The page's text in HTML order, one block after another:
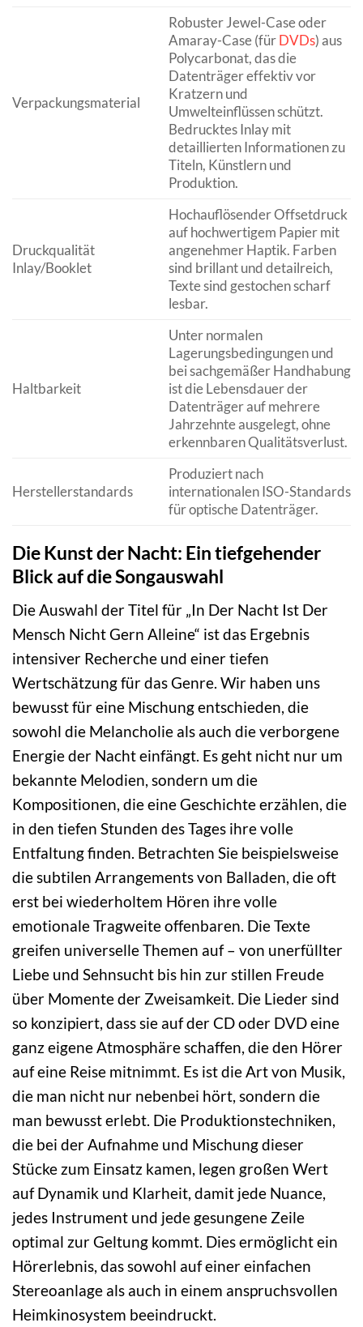
Verpackungsmaterial
Robuster Jewel-Case oder
Amaray-Case (fürDVDs) aus
Polycarbonat, das die
Datenträger effektiv vor
Kratzern und
Umwelteinflüssen schützt.
Bedrucktes Inlay mit
detaillierten Informationen zu
Titeln, Künstlern und
Produktion.
Druckqualität
Inlay/Booklet
Hochauflösender Offsetdruck
auf hochwertigem Papier mit
angenehmer Haptik. Farben
sind brillant und detailreich,
Texte sind gestochen scharf
lesbar.
Haltbarkeit
Unter normalen
Lagerungsbedingungen und
bei sachgemäßer Handhabung
ist die Lebensdauer der
Datenträger auf mehrere
Jahrzehnte ausgelegt, ohne
erkennbaren Qualitätsverlust.
Herstellerstandards
Produziert nach
internationalen ISO-Standards
für optische Datenträger.
Die Kunst der Nacht: Ein tiefgehender
Blick auf die Songauswahl
Die Auswahl der Titel für „In Der Nacht Ist Der
Mensch Nicht Gern Alleine“ ist das Ergebnis
intensiver Recherche und einer tiefen
Wertschätzung für das Genre. Wir haben uns
bewusst für eine Mischung entschieden, die
sowohl die Melancholie als auch die verborgene
Energie der Nacht einfängt. Es geht nicht nur um
bekannte Melodien, sondern um die
Kompositionen, die eine Geschichte erzählen, die
in den tiefen Stunden des Tages ihre volle
Entfaltung finden. Betrachten Sie beispielsweise
die subtilen Arrangements von Balladen, die oft
erst bei wiederholtem Hören ihre volle
emotionale Tragweite offenbaren. Die Texte
greifen universelle Themen auf – von unerfüllter
Liebe und Sehnsucht bis hin zur stillen Freude
über Momente der Zweisamkeit. Die Lieder sind
so konzipiert, dass sie auf der CD oder DVD eine
ganz eigene Atmosphäre schaffen, die den Hörer
auf eine Reise mitnimmt. Es ist die Art von Musik,
die man nicht nur nebenbei hört, sondern die
man bewusst erlebt. Die Produktionstechniken,
die bei der Aufnahme und Mischung dieser
Stücke zum Einsatz kamen, legen großen Wert
auf Dynamik und Klarheit, damit jede Nuance,
jedes Instrument und jede gesungene Zeile
optimal zur Geltung kommt. Dies ermöglicht ein
Hörerlebnis, das sowohl auf einer einfachen
Stereoanlage als auch in einem anspruchsvollen
Heimkinosystem beeindruckt.